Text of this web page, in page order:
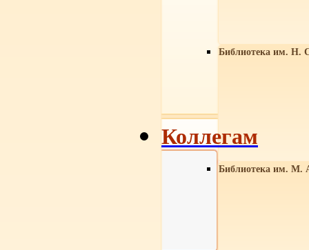
Библиотека им. Н.
Библиотека им. М.
Коллегам